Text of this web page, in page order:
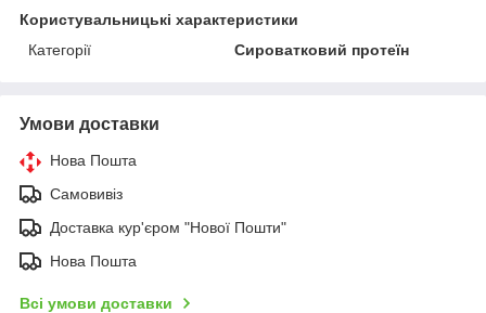
Користувальницькі характеристики
Категорії
Сироватковий протеїн
Умови доставки
Нова Пошта
Самовивіз
Доставка кур'єром "Нової Пошти"
Нова Пошта
Всі умови доставки